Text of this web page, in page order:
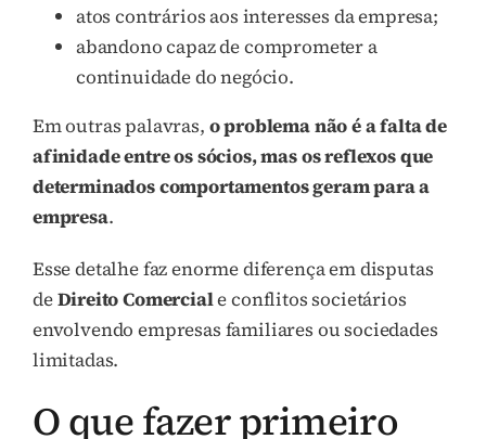
atos contrários aos interesses da empresa;
abandono capaz de comprometer a
continuidade do negócio.
Em outras palavras, o problema não é a falta de
afinidade entre os sócios, mas os reflexos que
determinados comportamentos geram para a
empresa.
Esse detalhe faz enorme diferença em disputas
deDireito Comerciale conflitos societários
envolvendo empresas familiares ou sociedades
limitadas.
O que fazer primeiro